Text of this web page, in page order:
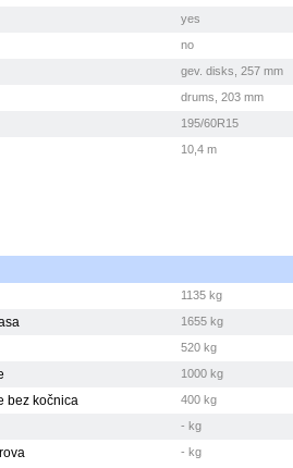
yes
no
gev. disks, 257 mm
drums, 203 mm
195/60R15
10,4 m
1135 kg
1655 kg
520 kg
1000 kg
bez kočnica 400 kg
- kg
- kg